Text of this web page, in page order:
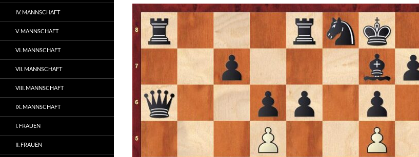
IV. MANNSCHAFT
V. MANNSCHAFT
VI. MANNSCHAFT
VII. MANNSCHAFT
VIII. MANNSCHAFT
IX. MANNSCHAFT
I. FRAUEN
II. FRAUEN